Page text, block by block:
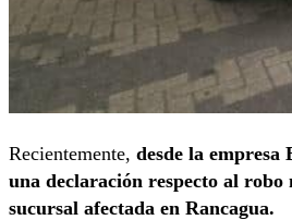
Recientemente, desde la
una declaración respecto al robo
sucursal afectada en Rancagua.